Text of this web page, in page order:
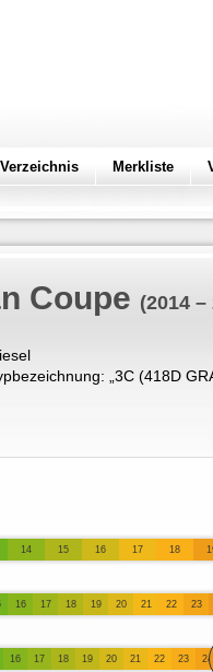
Verzeichnis Merkliste
Coupe (2014 –
„ 3C (418D
14 15 16 17 18
16 17 18 19 20 21 22 23
16 17 18 19 20 21 22 23 24